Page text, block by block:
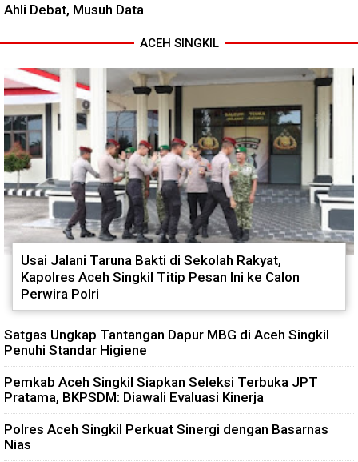
Ahli Debat, Musuh Data
ACEH SINGKIL
Usai Jalani Taruna Bakti di Sekolah Rakyat,
Kapolres Aceh Singkil Titip Pesan Ini ke Calon
Perwira Polri
Satgas Ungkap Tantangan Dapur MBG di Aceh Singkil
Penuhi Standar Higiene
Pemkab Aceh Singkil Siapkan Seleksi Terbuka JPT
Pratama, BKPSDM: Diawali Evaluasi Kinerja
Polres Aceh Singkil Perkuat Sinergi dengan Basarnas
Nias